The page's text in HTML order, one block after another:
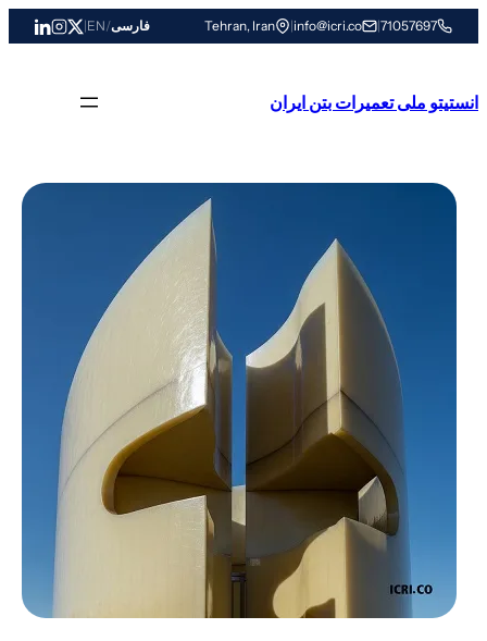
به
71057697
|
info@icri.co
|
Tehran, Iran فارسی/
EN
|
انستیتو ملی تعمیرات بتن ایران